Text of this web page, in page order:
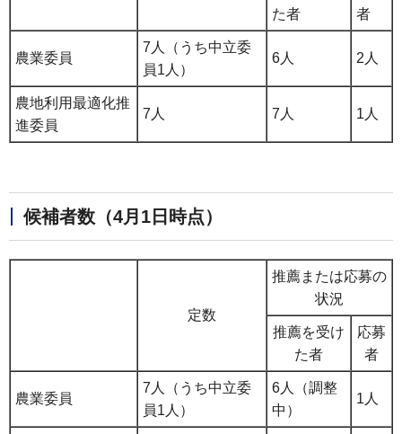
た者
者
農業委員
7人（うち中立委
員1人）
6人 2人
農地利用最適化推
進委員
7人 7人 1人
候補者数（4月1日時点）
定数
推薦または応募の
状況
推薦を受け
た者
応募
者
農業委員
7人（うち中立委
員1人）
6人（調整
中）
1人